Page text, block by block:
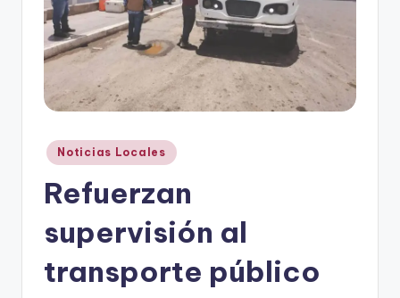
Publicado
en
Noticias Locales
Refuerzan
supervisión al
transporte público